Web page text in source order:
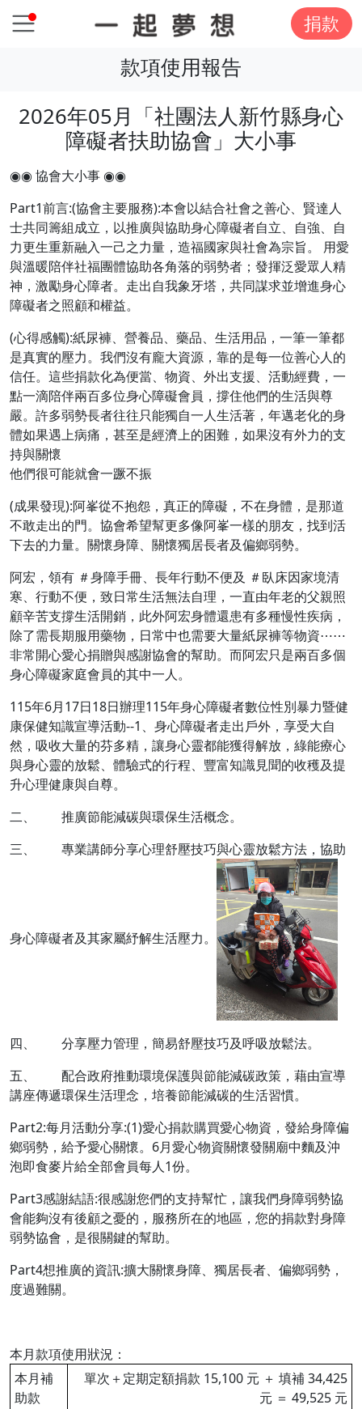
捐款
款項使用報告
2026年05月「社團法人新竹縣身心
障礙者扶助協會」大小事
◉◉ 協會大小事 ◉◉
Part1前言:(協會主要服務):本會以結合社會之善心、賢達人
士共同籌組成立，以推廣與協助身心障礙者自立、自強、自
力更生重新融入一己之力量，造福國家與社會為宗旨。 用愛
與溫暖陪伴社福團體協助各角落的弱勢者；發揮泛愛眾人精
神，激勵身心障者。走出自我象牙塔，共同謀求並增進身心
障礙者之照顧和權益。
(心得感觸):紙尿褲、營養品、藥品、生活用品，一筆一筆都
是真實的壓力。我們沒有龐大資源，靠的是每一位善心人的
信任。這些捐款化為便當、物資、外出支援、活動經費，一
點一滴陪伴兩百多位身心障礙會員，撐住他們的生活與尊
嚴。許多弱勢長者往往只能獨自一人生活著，年邁老化的身
體如果遇上病痛，甚至是經濟上的困難，如果沒有外力的支
持與關懷
他們很可能就會一蹶不振
(成果發現):阿峯從不抱怨，真正的障礙，不在身體，是那道
不敢走出的門。協會希望幫更多像阿峯一樣的朋友，找到活
下去的力量。關懷身障、關懷獨居長者及偏鄉弱勢。
阿宏，領有 ＃身障手冊、長年行動不便及 ＃臥床因家境清
寒、行動不便，致日常生活無法自理，一直由年老的父親照
顧辛苦支撐生活開銷，此外阿宏身體還患有多種慢性疾病，
除了需長期服用藥物，日常中也需要大量紙尿褲等物資⋯⋯
非常開心愛心捐贈與感謝協會的幫助。而阿宏只是兩百多個
身心障礙家庭會員的其中一人。
115年6月17日18日辦理115年身心障礙者數位性別暴力暨健
康保健知識宣導活動--1、身心障礙者走出戶外，享受大自
然，吸收大量的芬多精，讓身心靈都能獲得解放，綠能療心
與身心靈的放鬆、體驗式的行程、豐富知識見聞的收穫及提
升心理健康與自尊。
二、 推廣節能減碳與環保生活概念。
三、 專業講師分享心理舒壓技巧與心靈放鬆方法，協助
身心障礙者及其家屬紓解生活壓力。
四、 分享壓力管理，簡易舒壓技巧及呼吸放鬆法。
五、 配合政府推動環境保護與節能減碳政策，藉由宣導
講座傳遞環保生活理念，培養節能減碳的生活習慣。
Part2:每月活動分享:(1)愛心捐款購買愛心物資，發給身障偏
鄉弱勢，給予愛心關懷。6月愛心物資關懷發關廟中麵及沖
泡即食麥片給全部會員每人1份。
Part3感謝結語:很感謝您們的支持幫忙，讓我們身障弱勢協
會能夠沒有後顧之憂的，服務所在的地區，您的捐款對身障
弱勢協會，是很關鍵的幫助。
Part4想推廣的資訊:擴大關懷身障、獨居長者、偏鄉弱勢，
度過難關。
本月款項使用狀況：
本月補
助款
單次＋定期定額捐款 15,100 元 ＋ 填補 34,425
元 ＝ 49,525 元